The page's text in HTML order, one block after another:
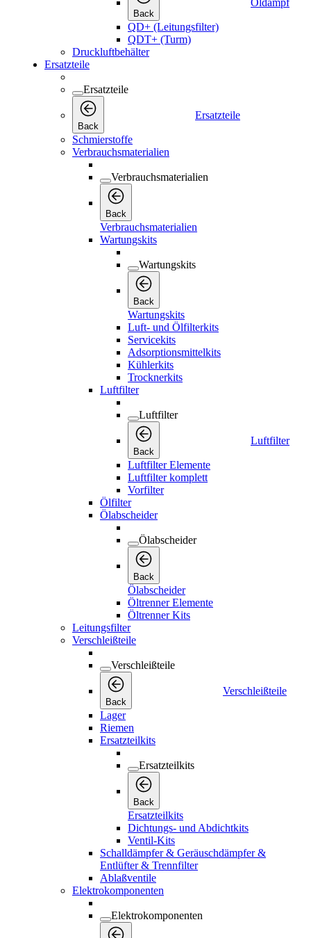
Back
Öldampf
QD+ (Leitungsfilter)
QDT+ (Turm)
Druckluftbehälter
Ersatzteile
Ersatzteile
Back
Ersatzteile
Schmierstoffe
Verbrauchsmaterialien
Verbrauchsmaterialien
Back
Verbrauchsmaterialien
Wartungskits
Wartungskits
Back
Wartungskits
Luft- und Ölfilterkits
Servicekits
Adsorptionsmittelkits
Kühlerkits
Trocknerkits
Luftfilter
Luftfilter
Back
Luftfilter
Luftfilter Elemente
Luftfilter komplett
Vorfilter
Ölfilter
Ölabscheider
Ölabscheider
Back
Ölabscheider
Öltrenner Elemente
Öltrenner Kits
Leitungsfilter
Verschleißteile
Verschleißteile
Back
Verschleißteile
Lager
Riemen
Ersatzteilkits
Ersatzteilkits
Back
Ersatzteilkits
Dichtungs- und Abdichtkits
Ventil-Kits
Schalldämpfer & Geräuschdämpfer &
Entlüfter & Trennfilter
Ablaßventile
Elektrokomponenten
Elektrokomponenten